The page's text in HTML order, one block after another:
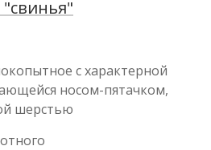
с характерной
носом-пятачком,
шерстью